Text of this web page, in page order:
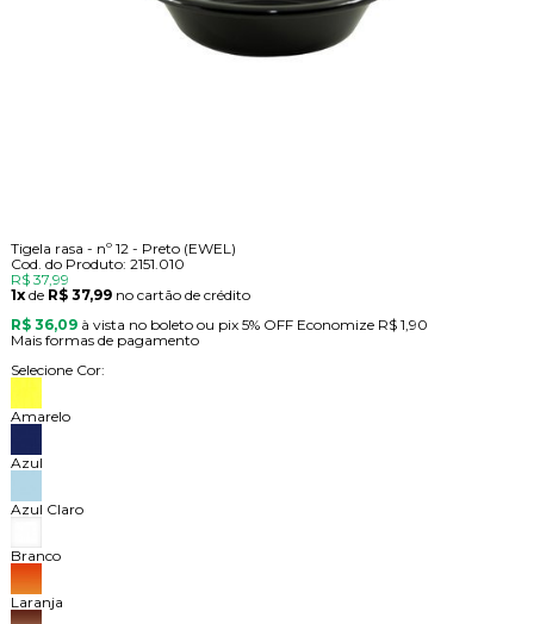
Tigela rasa - nº 12 - Preto (EWEL)
Cod. do Produto: 2151.010
R$ 37,99
1xde R$ 37,99 no cartão de crédito
R$ 36,09 à vista no boleto ou pix 5% OFF Economize R$ 1,90
Mais formas de pagamento
Selecione Cor:
Amarelo
Azul
Azul Claro
Branco
Laranja